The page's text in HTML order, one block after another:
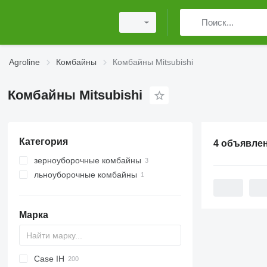
Agroline Комбайны Комбайны Mitsubishi
Комбайны Mitsubishi
Категория
зерноуборочные комбайны
льноуборочные комбайны
Марка
CM
Spartan
Case IH
4